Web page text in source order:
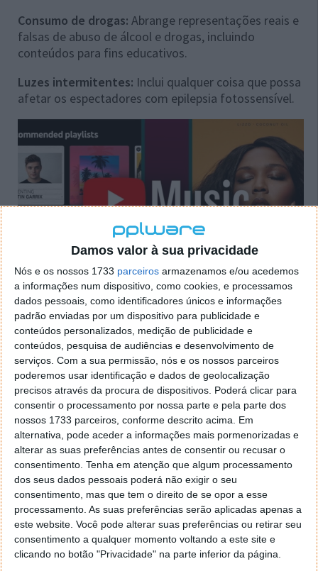
Damos valor à sua privacidade
Nós e os nossos 1733 parceiros armazenamos e/ou acedemos
a informações num dispositivo, como cookies, e processamos
dados pessoais, como identificadores únicos e informações
padrão enviadas por um dispositivo para publicidade e
conteúdos personalizados, medição de publicidade e
conteúdos, pesquisa de audiências e desenvolvimento de
serviços. Com a sua permissão, nós e os nossos parceiros
poderemos usar identificação e dados de geolocalização
precisos através da procura de dispositivos. Poderá clicar para
consentir o processamento por nossa parte e pela parte dos
nossos 1733 parceiros, conforme descrito acima. Em
alternativa, pode aceder a informações mais pormenorizadas e
alterar as suas preferências antes de consentir ou recusar o
consentimento. Tenha em atenção que algum processamento
dos seus dados pessoais poderá não exigir o seu
consentimento, mas que tem o direito de se opor a esse
processamento. As suas preferências serão aplicadas apenas a
este website. Você pode alterar suas preferências ou retirar seu
consentimento a qualquer momento voltando a este site e
clicando no botão "Privacidade" na parte inferior da página.
Consumo de drogas: Abrange representações reais e
falsas de abuso de álcool e drogas, incluindo
conteúdos para fins educativos.
Luzes intermitentes: Inclui qualquer coisa que possa
afetar os espectadores com epilepsia fotossensível.
Poderá querer excluir qualquer um destes vídeos da
sua conta no YouTube Music. Felizmente, o modo
restrito do YouTube é uma das formas de a Google
tornar a Internet mais segura para os mais novos.
Como ativar o Modo restrito no YouTube
Music
A aplicação do YouTube Musicnota que o modo
restrito não é 100% exato , mas reduz
significativamente a probabilidade de encontrar
conteúdo +18 durante o streaming. No entanto, não
fique surpreendido se algum deste conteúdo, por
vezes, surgir.